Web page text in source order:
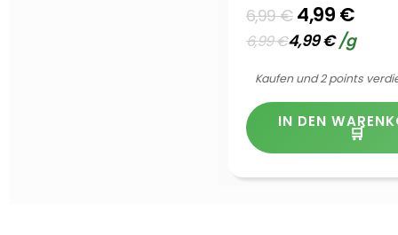
6,99€ 4,99€
6,99€4,99€ /g
Kaufen und 2 points
IN DEN